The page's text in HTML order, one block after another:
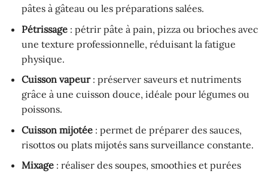
pâtes à gâteau ou les préparations salées.
Pétrissage: pétrir pâte à pain, pizza ou brioches avec
une texture professionnelle, réduisant la fatigue
physique.
Cuisson vapeur: préserver saveurs et nutriments
grâce à une cuisson douce, idéale pour légumes ou
poissons.
Cuisson mijotée: permet de préparer des sauces,
risottos ou plats mijotés sans surveillance constante.
Mixage: réaliser des soupes, smoothies et purées